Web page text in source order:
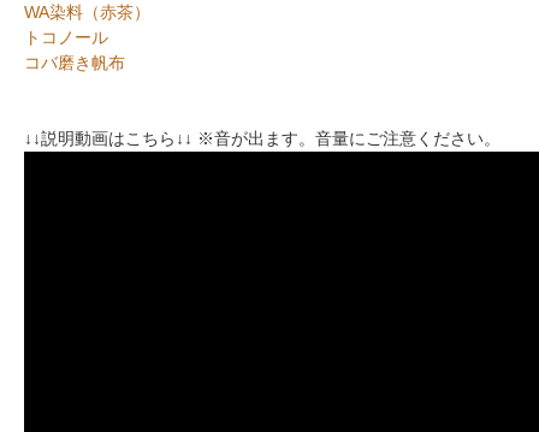
WA染料（赤茶）
トコノール
コバ磨き帆布
↓↓説明動画はこちら↓↓ ※音が出ます。音量にご注意ください。